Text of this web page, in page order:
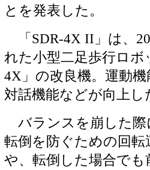
とを発表した。
「SDR-4X II」は、
れた小型二足歩行ロボ
4X」の改良機。運動
対話機能などが向上し
バランスを崩した際
転倒を防ぐための回
や、転倒した場合で